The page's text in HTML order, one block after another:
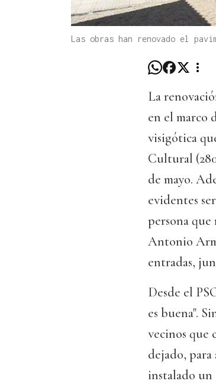
Las obras han renovado el
La
en el marco
visigótica
Cultural
de mayo.
evidentes
persona que
Antonio
entradas,
Desde el
es buena".
vecinos que
dejado,
instalado un